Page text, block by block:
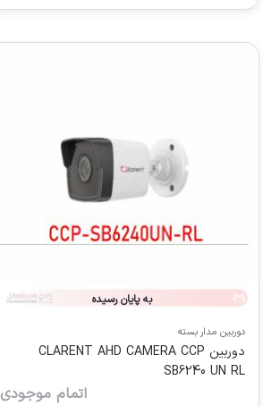
به پایان رسیده
دوربین مدار بسته
دوربین CLARENT AHD CAMERA CCP
SB6240 UN RL
اتمام موجودی